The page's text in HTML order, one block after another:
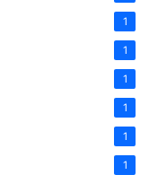
1
1
1
1
1
1